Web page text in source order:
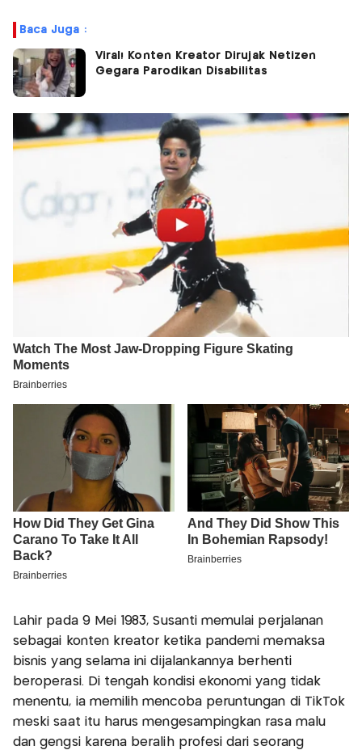
Baca Juga :
Viral! Konten Kreator Dirujak Netizen
Gegara Parodikan Disabilitas
Lahir pada 9 Mei 1983, Susanti memulai perjalanan
sebagai konten kreator ketika pandemi memaksa
bisnis yang selama ini dijalankannya berhenti
beroperasi. Di tengah kondisi ekonomi yang tidak
menentu, ia memilih mencoba peruntungan di TikTok
meski saat itu harus mengesampingkan rasa malu
dan gengsi karena beralih profesi dari seorang